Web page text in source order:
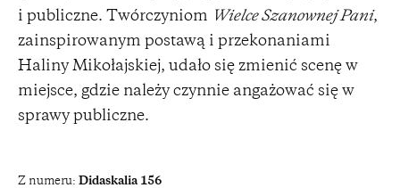
i publiczne. Twórczyniom
Wielce Szanownej Pani,
zainspirowanym postawą i przekonaniami
Haliny Mikołajskiej, udało się zmienić scenę w
miejsce, gdzie należy czynnie angażować się w
sprawy publiczne.
Z numeru: Didaskalia 156